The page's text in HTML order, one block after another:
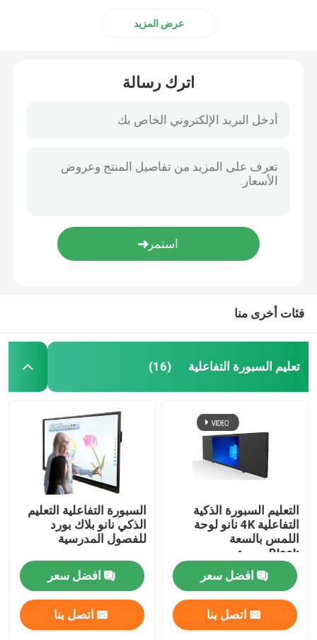
عرض المزيد
اترك رسالة
فئات أخرى منا
تعليم السبورة التفاعلية (16)
التعليم السبورة الذكية
التفاعلية 4K نانو لوحة
اللمس بالسعة
Blackسبورة
افضل سعر
اتصل بنا
السبورة التفاعلية التعليم
الذكي نانو بلاك بورد
للفصول المدرسية
افضل سعر
اتصل بنا